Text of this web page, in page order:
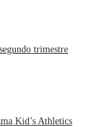
trimestre
Kid’s Athletics